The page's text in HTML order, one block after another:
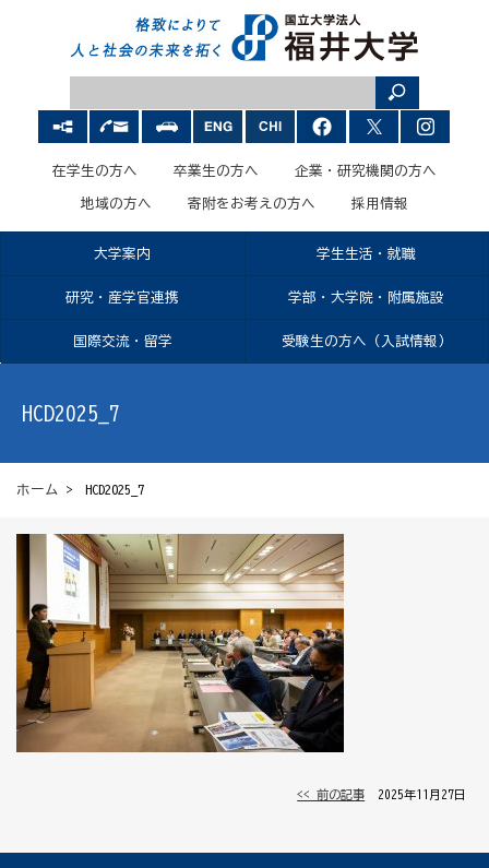
在学生の方へ 卒業生の方へ 企業・研究機関の方へ
地域の方へ 寄附をお考えの方へ 採用情報
大学案内 学生生活・就職
研究・産学官連携 学部・大学院・附属施設
国際交流・留学 受験生の方へ（入試情報）
HCD2025_7
ホーム > HCD2025_7
<< 前の記事 │ 2025年11月27日 │